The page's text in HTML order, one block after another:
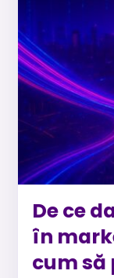
De ce
în
cum să